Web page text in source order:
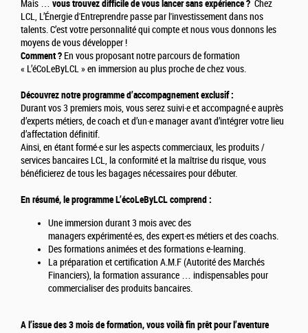
Mais … vous trouvez difficile de vous lancer sans expérience ? Chez
LCL, L’Énergie d'Entreprendre passe par l'investissement dans nos
talents. C’est votre personnalité qui compte et nous vous donnons les
moyens de vous développer !
Comment ? En vous proposant notre parcours de formation
« L’éCoLeByLCL » en immersion au plus proche de chez vous.
Découvrez notre programme d’accompagnement exclusif :
Durant vos 3 premiers mois, vous serez suivi·e et accompagné·e auprès
d’experts métiers, de coach et d’un·e manager avant d’intégrer votre lieu
d’affectation définitif.
Ainsi, en étant formé·e sur les aspects commerciaux, les produits /
services bancaires LCL, la conformité et la maîtrise du risque, vous
bénéficierez de tous les bagages nécessaires pour débuter.
En résumé, le programme L’écoLeByLCL comprend :
Une immersion durant 3 mois avec des
managers expérimenté·es, des expert·es métiers et des coachs.
Des formations animées et des formations e-learning.
La préparation et certification A.M.F (Autorité des Marchés
Financiers), la formation assurance … indispensables pour
commercialiser des produits bancaires.
A l’issue des 3 mois de formation, vous voilà fin prêt pour l’aventure